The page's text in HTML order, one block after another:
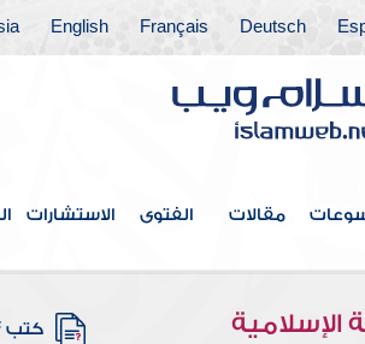
Deutsch
Français
English
مقالات الفتوى الاستشارات
الإسلامية كتب PDF